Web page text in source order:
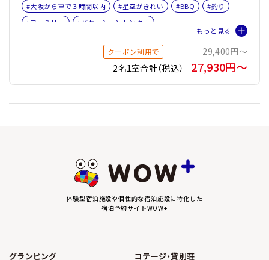
#大阪から車で３時間以内 #星空がきれい #BBQ
#釣り
#ファミリー
#バケーションレンタル
クーポン利用で
29,400円〜
2名1室合計（税込）
27,930円〜
体験型宿泊施設や個性的な宿泊施設に特化した
宿泊予約サイトWOW+
グランピング コテージ・貸別荘